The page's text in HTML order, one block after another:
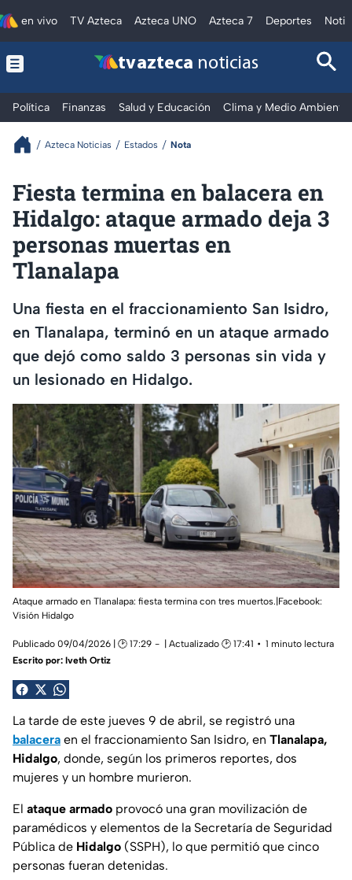
en vivo TV Azteca Azteca UNO Azteca 7 Deportes
tv azteca noticias
Política Finanzas Salud y Educación Clima y Medio Ambiente
Azteca Noticias Estados Nota
Fiesta termina en balacera en
Hidalgo: ataque armado deja 3
personas muertas en
Tlanalapa
Una fiesta en el fraccionamiento San Isidro,
en Tlanalapa, terminó en un ataque armado
que dejó como saldo 3 personas sin vida y
un lesionado en Hidalgo.
Ataque armado en Tlanalapa: fiesta termina con tres muertos.|Facebook:
Visión Hidalgo
Publicado 09/04/2026 | 🕑 17:29 | Actualizado 🕑 17:41
1 minuto lectura
Escrito por: Iveth Ortiz
La tarde de este jueves 9 de abril, se registró una
balacera en el fraccionamiento San Isidro, en Tlanalapa,
Hidalgo, donde, según los primeros reportes, dos
mujeres y un hombre murieron.
El ataque armado provocó una gran movilización de
paramédicos y elementos de la Secretaría de Seguridad
Pública de Hidalgo (SSPH), lo que permitió que cinco
personas fueran detenidas.